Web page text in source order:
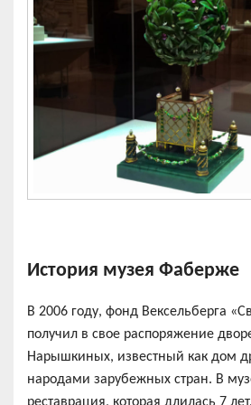
История музея Фаберже
В 2006 году, фонд Вексельберга
получил в свое распоряжение
Нарышкиных, известный как дом
народами зарубежных стран. В
реставрация, которая длилась 7